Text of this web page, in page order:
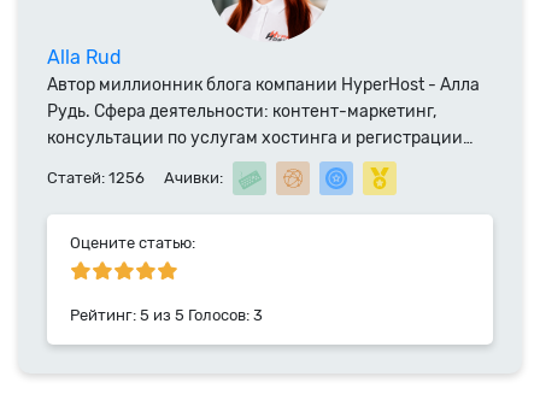
Alla Rud
Автор миллионник блога компании HyperHost - Алла
Рудь. Сфера деятельности: контент-маркетинг,
консультации по услугам хостинга и регистрации
доменных имен. Специалист компании HyperHost.UA
Статей: 1256 Ачивки:
Оцените статью:
Рейтинг: 5 из 5 Голосов: 3